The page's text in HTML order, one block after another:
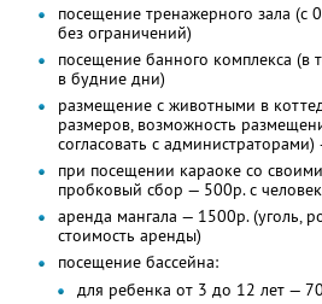
посещение тренажерного зала (с
без ограничений)
посещение банного комплекса (в
в будние дни)
размещение с животными в
размеров, возможность
согласовать с
при посещении караоке со
пробковый сбор — 500р. с
аренда мангала — 1500р. (уголь,
стоимость аренды)
посещение бассейна:
для ребенка от 3 до 12 лет —